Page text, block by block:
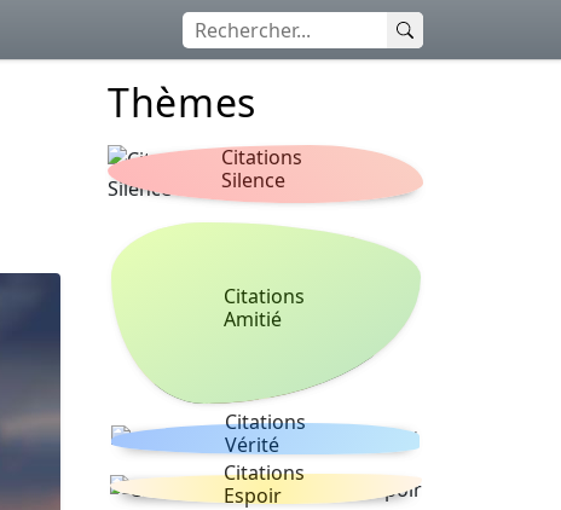
Thèmes
Citations
Silence
Citations
Amitié
Citations
Vérité
Citations
Espoir